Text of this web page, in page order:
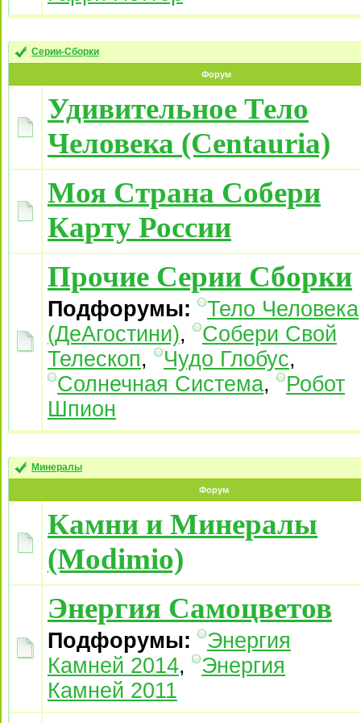
Серии-Сборки
Форум
Удивительное Тело
Человека (Centauria)
Моя Страна Собери
Карту России
Прочие Серии Сборки
Подфорумы:
Тело Человека
(ДеАгостини),
Собери Свой
Телескоп, Чудо Глобус,
Солнечная Система,
Робот
Шпион
Минералы
Форум
Камни и Минералы
(Modimio)
Энергия Самоцветов
Подфорумы:
Энергия
Камней 2014,
Энергия
Камней 2011